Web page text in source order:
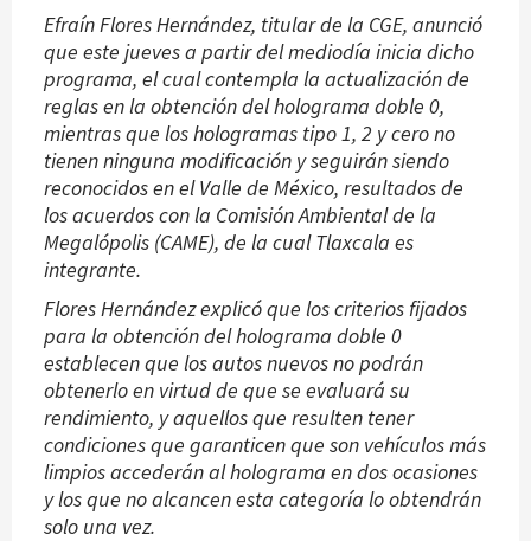
Efraín Flores Hernández, titular de la CGE, anunció
que este jueves a partir del mediodía inicia dicho
programa, el cual contempla la actualización de
reglas en la obtención del holograma doble 0,
mientras que los hologramas tipo 1, 2 y cero no
tienen ninguna modificación y seguirán siendo
reconocidos en el Valle de México, resultados de
los acuerdos con la Comisión Ambiental de la
Megalópolis (CAME), de la cual Tlaxcala es
integrante.
Flores Hernández explicó que los criterios fijados
para la obtención del holograma doble 0
establecen que los autos nuevos no podrán
obtenerlo en virtud de que se evaluará su
rendimiento, y aquellos que resulten tener
condiciones que garanticen que son vehículos más
limpios accederán al holograma en dos ocasiones
y los que no alcancen esta categoría lo obtendrán
solo una vez.